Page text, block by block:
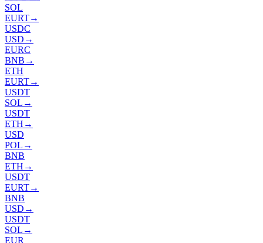
SOL
EURT→
USDC
USD →
EURC
BNB →
ETH
EURT→
USDT
SOL →
USDT
ETH →
USD
POL →
BNB
ETH →
USDT
EURT→
BNB
USD →
USDT
SOL →
EUR